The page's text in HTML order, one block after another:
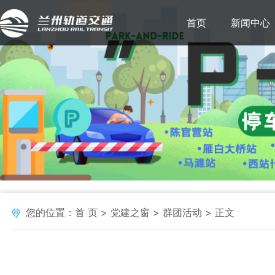
首页 新闻中心
您的位置： 首 页 党建之窗 群团活动 正文